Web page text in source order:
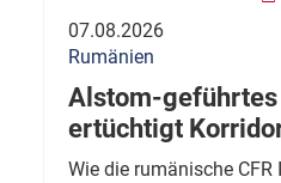
07.08.2026
Rumänien
Alstom-
ertüchtigt
Wie die rumänische